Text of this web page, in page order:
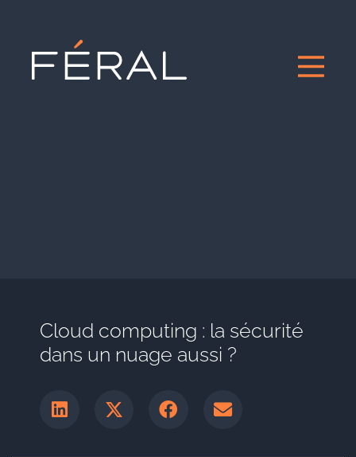
Cloud computing : la sécurité
dans un nuage aussi ?